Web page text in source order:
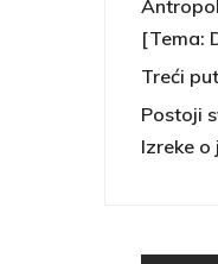
[Tema:
Treći
Postoji
Izreke